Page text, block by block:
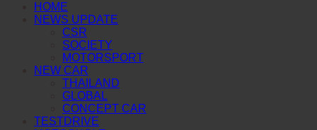
HOME
NEWS UPDATE
CSR
SOCIETY
MOTORSPORT
NEW CAR
THAILAND
GLOBAL
CONCEPT CAR
TESTDRIVE